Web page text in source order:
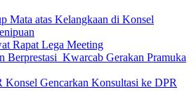
Mata atas Kelangkaan di Konsel
Rapat Lega Meeting
‎Kwarcab Gerakan Pramuka
Konsel Gencarkan Konsultasi ke DPR